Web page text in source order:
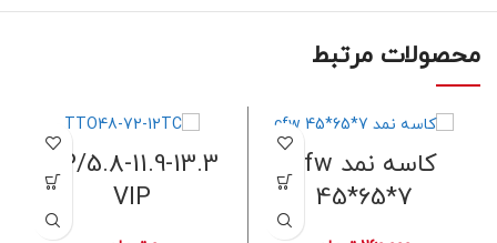
محصولات مرتبط
کاسه نمد cfw
45*65*7
5.8-11.9-13.3/SP
VIP